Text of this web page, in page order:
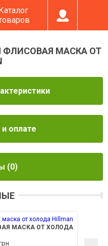
ФЛИСОВАЯ МАСКА ОТ
оплате
(0)
МАСКА ОТ ХОЛОДА